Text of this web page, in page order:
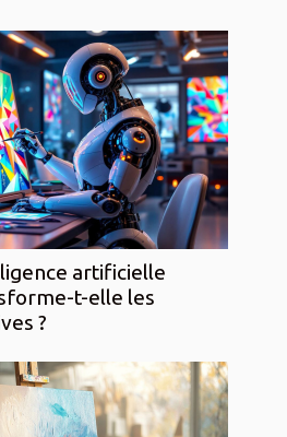
artificielle
t-elle les
?